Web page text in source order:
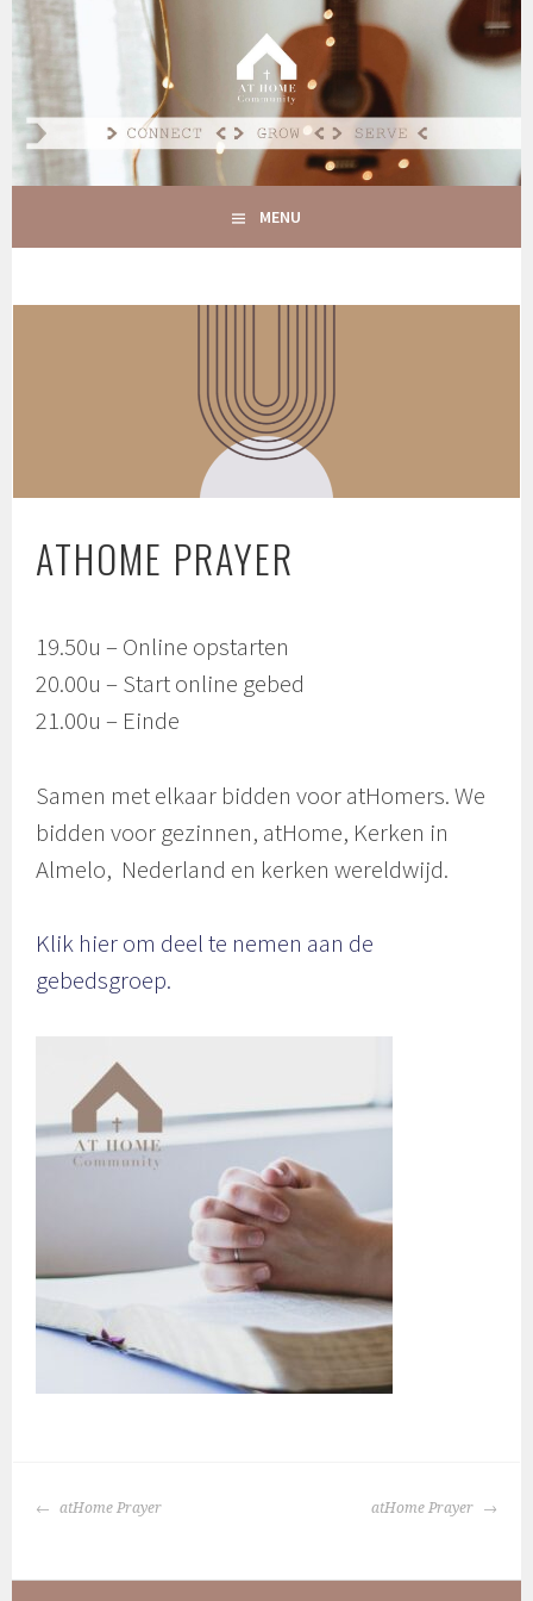
Spring
inhoud
AT HOME COMMUNITY
CONNECT GROW SERVE
MENU
ATHOME PRAYER
19.50u – Online opstarten
20.00u – Start online gebed
21.00u – Einde
Samen met elkaar bidden voor atHomers. We
bidden voor gezinnen, atHome, Kerken in
Almelo, Nederland en kerken wereldwijd.
Klik hier om deel te nemen aan de
gebedsgroep.
BERICHTNAVIGATIE
atHome Prayer atHome Prayer